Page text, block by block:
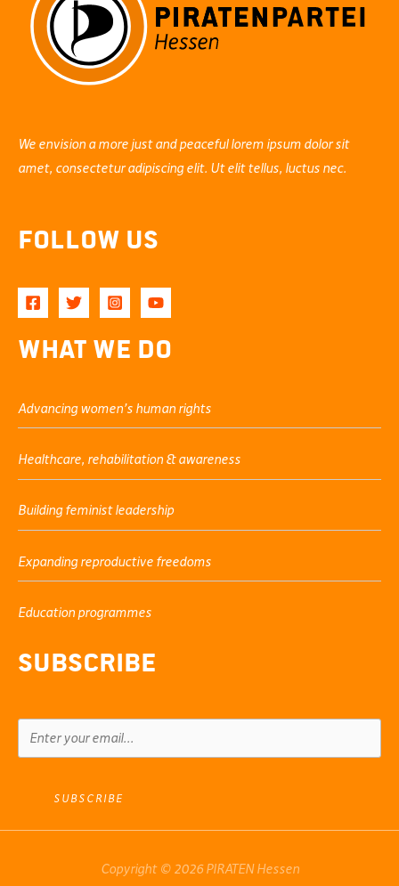
We envision a more just and peaceful lorem ipsum dolor sit
amet, consectetur adipiscing elit. Ut elit tellus, luctus nec.
Follow Us
What We Do
Advancing women’s human rights
Healthcare, rehabilitation & awareness
Building feminist leadership
Expanding reproductive freedoms
Education programmes
Subscribe
SUBSCRIBE
Copyright © 2026 PIRATEN Hessen